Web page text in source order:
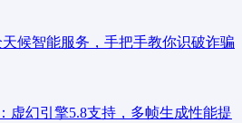
候智能服务，手把手教你识破诈骗
虚幻引擎5.8支持，多帧生成性能提